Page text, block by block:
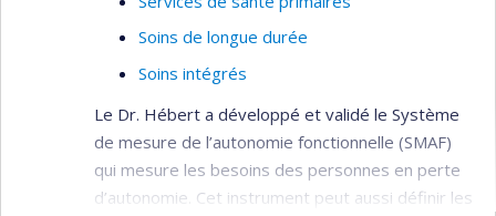
Soins de longue durée
Soins intégrés
Le Dr. Hébert a développé et validé le Système
de mesure de l’autonomie fonctionnelle (SMAF)
qui mesure les besoins des personnes en perte
d’autonomie. Cet instrument peut aussi définir les